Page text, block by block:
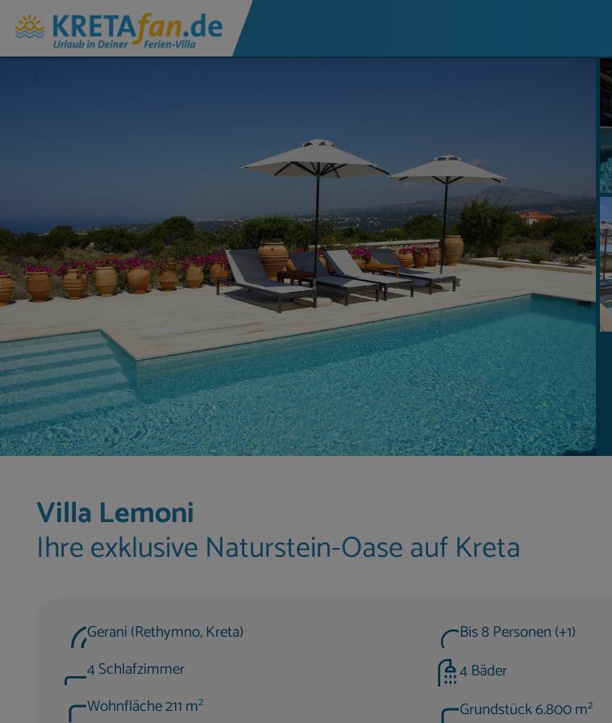
Villa Lemoni
Ihre exklusive Naturstein-Oase auf Kreta
Gerani (Rethymno, Kreta)
Bis 8 Personen (+1)
4 Schlafzimmer
4 Bäder
Wohnfläche 211 m2 Grundstück 6.800 m2